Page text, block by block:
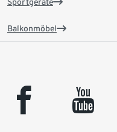
Sportgeräte
Balkonmöbel
facebook youtube